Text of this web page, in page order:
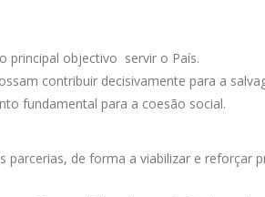
principal objectivo servir o País.
contribuir decisivamente para a
fundamental para a coesão social.
de forma a viabilizar e reforçar